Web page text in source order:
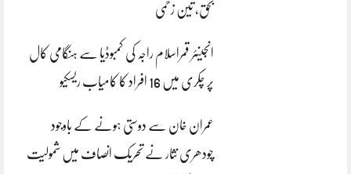
بحق، تین زخمی
انجینئر قمراسلام راجہ کی کمبوڈیا سے ہنگامی کال
پر چکری میں 16 افراد کا کامیاب ریسکیو
عمران خان سے دوستی ہونے کے باوجود
چودھری نثار نے تحریک انصاف میں شمولیت